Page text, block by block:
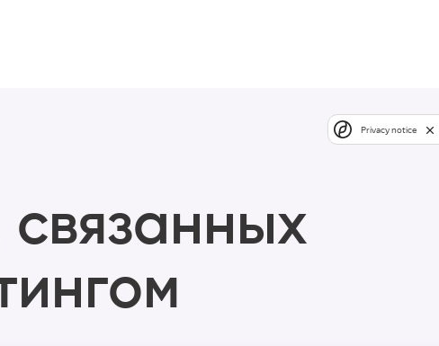
связанных
Privacy notice